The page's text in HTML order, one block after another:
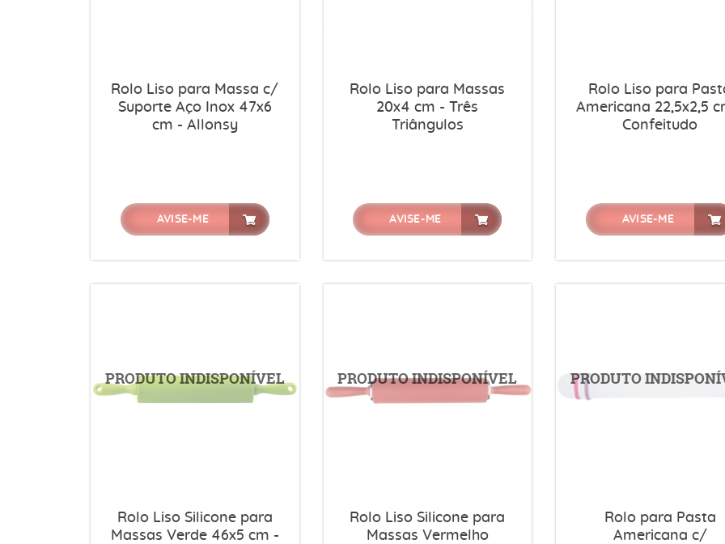
Rolo Liso para Massa c/
Suporte Aço Inox 47x6
cm - Allonsy
AVISE-ME
Rolo Liso para Massas
20x4 cm - Três
Triângulos
AVISE-ME
Rolo Liso para
Americana 22,5x2,5
Confeitudo
AVISE-ME
Rolo Liso Silicone para
Massas Verde 46x5 cm -
Rolo Liso Silicone para
Massas Vermelho
Rolo para Pasta
Americana c/